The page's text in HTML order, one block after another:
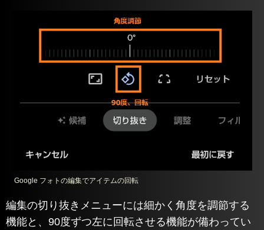
Google フォトの編集でアイテムの回転
編集の切り抜きメニューには細かく角度を調節する
機能と、90度ずつ左に回転させる機能が備わってい